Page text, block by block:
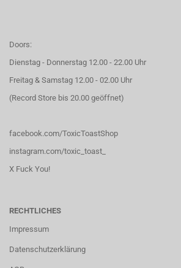
Doors:
Dienstag - Donnerstag 12.00 - 22.00 Uhr
Freitag & Samstag 12.00 - 02.00 Uhr
(Record Store bis 20.00 geöffnet)
facebook.com/ToxicToastShop
instagram.com/toxic_toast_
X Fuck You!
RECHTLICHES
Impressum
Datenschutzerklärung